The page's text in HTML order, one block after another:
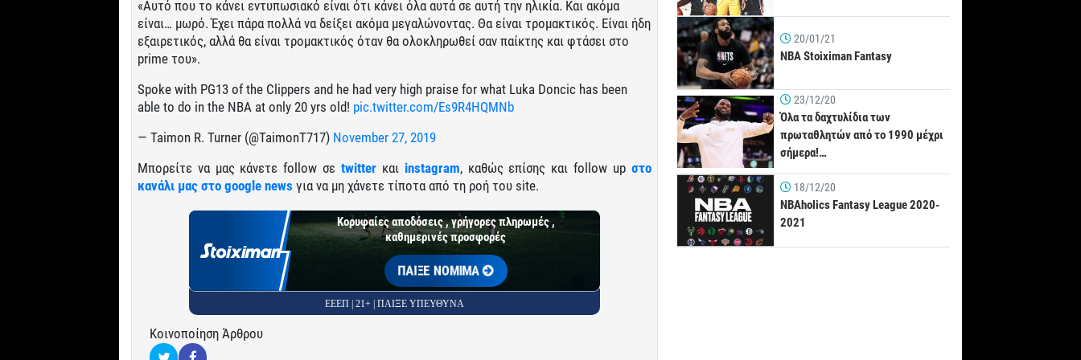
«Αυτό που το κάνει εντυπωσιακό είναι ότι κάνει όλα αυτά σε αυτή την ηλικία. Και ακόμα
είναι… μωρό. Έχει πάρα πολλά να δείξει ακόμα μεγαλώνοντας. Θα είναι τρομακτικός. Είναι ήδη
εξαιρετικός, αλλά θα είναι τρομακτικός όταν θα ολοκληρωθεί σαν παίκτης και φτάσει στο
prime του».
Spoke with PG13 of the Clippers and he had very high praise for what Luka Doncic has been
able to do in the NBA at only 20 yrs old! pic.twitter.com/Es9R4HQMNb
— Taimon R. Turner (@TaimonT717) November 27, 2019
Μπορείτε να μας κάνετε follow σε twitter και instagram, καθώς επίσης και follow up στο
κανάλι μας στο google news για να μη χάνετε τίποτα από τη ροή του site.
Κορυφαίες αποδόσεις , γρήγορες πληρωμές ,
καθημερινές προσφορές
ΠΑΙΞΕ ΝΟΜΙΜΑ
ΕΕΕΠ | 21+ | ΠΑΙΞΕ ΥΠΕΥΘΥΝΑ
Κοινοποίηση Άρθρου
20/01/21
NBA Stoiximan Fantasy
23/12/20
Όλα τα δαχτυλίδια των
πρωταθλητών από το 1990 μέχρι
σήμερα!…
18/12/20
NBAholics Fantasy League 2020-
2021